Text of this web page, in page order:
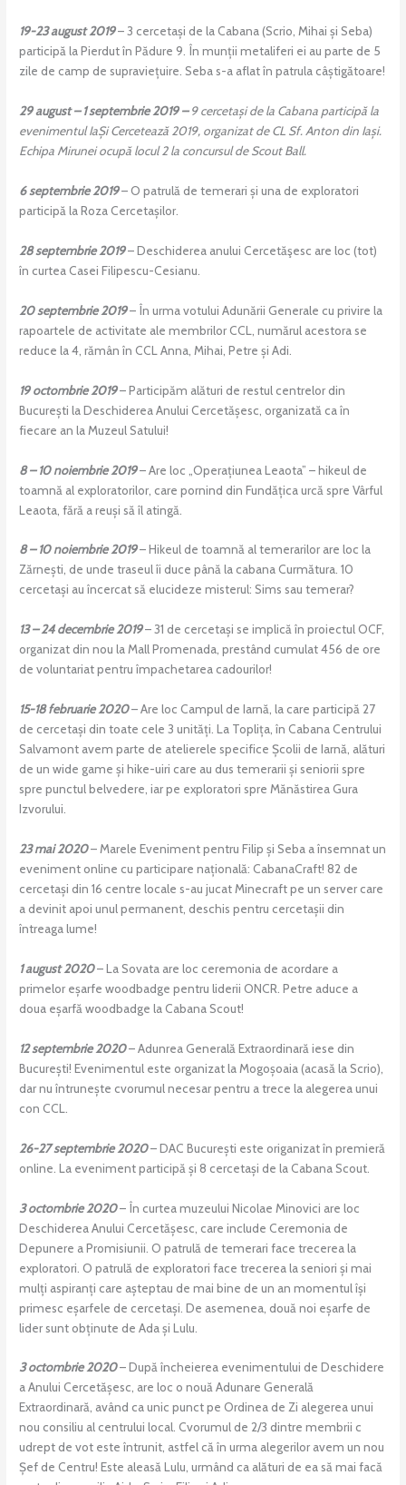
19-23 august 2019– 3 cercetași de la Cabana (Scrio, Mihai și Seba)
participă la Pierdut în Pădure 9. În munții metaliferi ei au parte de 5
zile de camp de supraviețuire. Seba s-a aflat în patrula câștigătoare!
29 august – 1 septembrie 2019 –9 cercetași de la Cabana participă la
evenimentul IaȘi Cercetează 2019, organizat de CL Sf. Anton din Iași.
Echipa Mirunei ocupă locul 2 la concursul de Scout Ball.
6 septembrie 2019– O patrulă de temerari și una de exploratori
participă la Roza Cercetașilor.
28 septembrie 2019– Deschiderea anului Cercetăşesc are loc (tot)
în curtea Casei Filipescu-Cesianu.
20 septembrie 2019– În urma votului Adunării Generale cu privire la
rapoartele de activitate ale membrilor CCL, numărul acestora se
reduce la 4, rămân în CCL Anna, Mihai, Petre și Adi.
19 octombrie 2019– Participăm alături de restul centrelor din
București la Deschiderea Anului Cercetășesc, organizată ca în
fiecare an la Muzeul Satului!
8 – 10 noiembrie 2019– Are loc „Operațiunea Leaota” – hikeul de
toamnă al exploratorilor, care pornind din Fundățica urcă spre Vârful
Leaota, fără a reuși să îl atingă.
8 – 10 noiembrie 2019– Hikeul de toamnă al temerarilor are loc la
Zărnești, de unde traseul îi duce până la cabana Curmătura. 10
cercetași au încercat să elucideze misterul: Sims sau temerar?
13 – 24 decembrie 2019– 31 de cercetași se implică în proiectul OCF,
organizat din nou la Mall Promenada, prestând cumulat 456 de ore
de voluntariat pentru împachetarea cadourilor!
15-18 februarie 2020– Are loc Campul de Iarnă, la care participă 27
de cercetași din toate cele 3 unități. La Toplița, în Cabana Centrului
Salvamont avem parte de atelierele specifice Școlii de Iarnă, alături
de un wide game și hike-uiri care au dus temerarii și seniorii spre
spre punctul belvedere, iar pe exploratori spre Mănăstirea Gura
Izvorului.
23 mai 2020– Marele Eveniment pentru Filip și Seba a însemnat un
eveniment online cu participare națională: CabanaCraft! 82 de
cercetași din 16 centre locale s-au jucat Minecraft pe un server care
a devinit apoi unul permanent, deschis pentru cercetașii din
întreaga lume!
1 august 2020– La Sovata are loc ceremonia de acordare a
primelor eșarfe woodbadge pentru liderii ONCR. Petre aduce a
doua eșarfă woodbadge la Cabana Scout!
12 septembrie 2020– Adunrea Generală Extraordinară iese din
București! Evenimentul este organizat la Mogoșoaia (acasă la Scrio),
dar nu întrunește cvorumul necesar pentru a trece la alegerea unui
con CCL.
26-27 septembrie 2020– DAC București este origanizat în premieră
online. La eveniment participă și 8 cercetași de la Cabana Scout.
3 octombrie 2020– În curtea muzeului Nicolae Minovici are loc
Deschiderea Anului Cercetășesc, care include Ceremonia de
Depunere a Promisiunii. O patrulă de temerari face trecerea la
exploratori. O patrulă de exploratori face trecerea la seniori și mai
mulți aspiranți care așteptau de mai bine de un an momentul își
primesc eșarfele de cercetași. De asemenea, două noi eșarfe de
lider sunt obținute de Ada și Lulu.
3 octombrie 2020– După încheierea evenimentului de Deschidere
a Anului Cercetășesc, are loc o nouă Adunare Generală
Extraordinară, având ca unic punct pe Ordinea de Zi alegerea unui
nou consiliu al centrului local. Cvorumul de 2/3 dintre membrii c
udrept de vot este întrunit, astfel că în urma alegerilor avem un nou
Șef de Centru! Este aleasă Lulu, urmând ca alături de ea să mai facă